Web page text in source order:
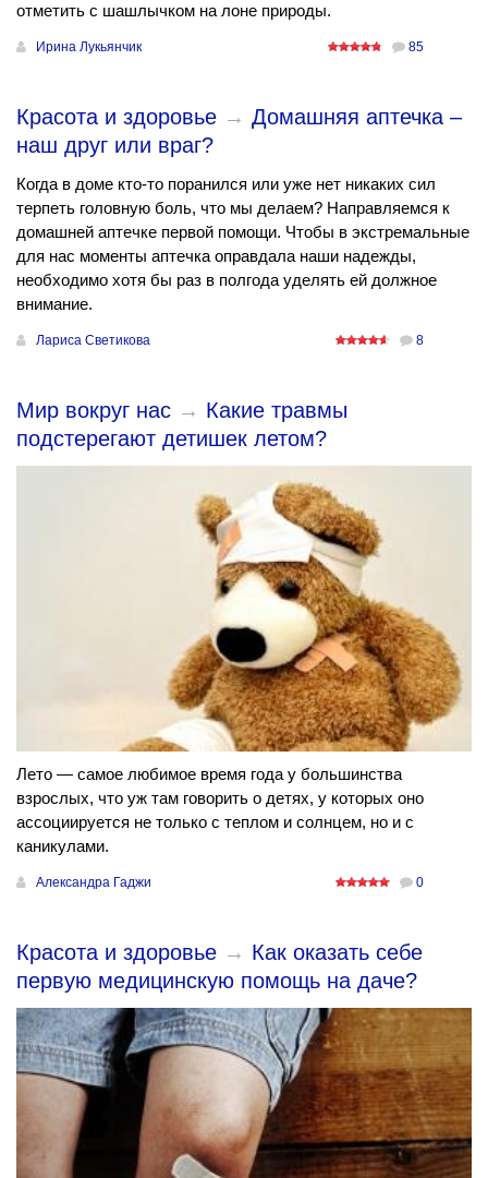
отметить с шашлычком на лоне природы.
Ирина Лукьянчик 85
Красота и здоровье → Домашняя аптечка –
наш друг или враг?
Когда в доме кто-то поранился или уже нет никаких сил
терпеть головную боль, что мы делаем? Направляемся к
домашней аптечке первой помощи. Чтобы в экстремальные
для нас моменты аптечка оправдала наши надежды,
необходимо хотя бы раз в полгода уделять ей должное
внимание.
Лариса Светикова 8
Мир вокруг нас → Какие травмы
подстерегают детишек летом?
Лето — самое любимое время года у большинства
взрослых, что уж там говорить о детях, у которых оно
ассоциируется не только с теплом и солнцем, но и с
каникулами.
Александра Гаджи 0
Красота и здоровье → Как оказать себе
первую медицинскую помощь на даче?